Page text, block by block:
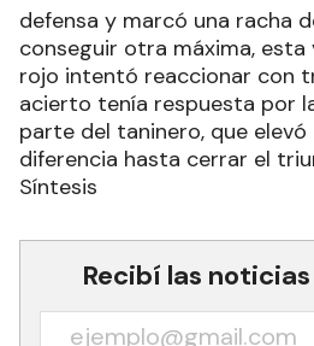
defensa y marcó una racha
conseguir otra máxima, esta
rojo intentó reaccionar con
acierto tenía respuesta por
parte del taninero, que
diferencia hasta cerrar el
Síntesis
Recibí las